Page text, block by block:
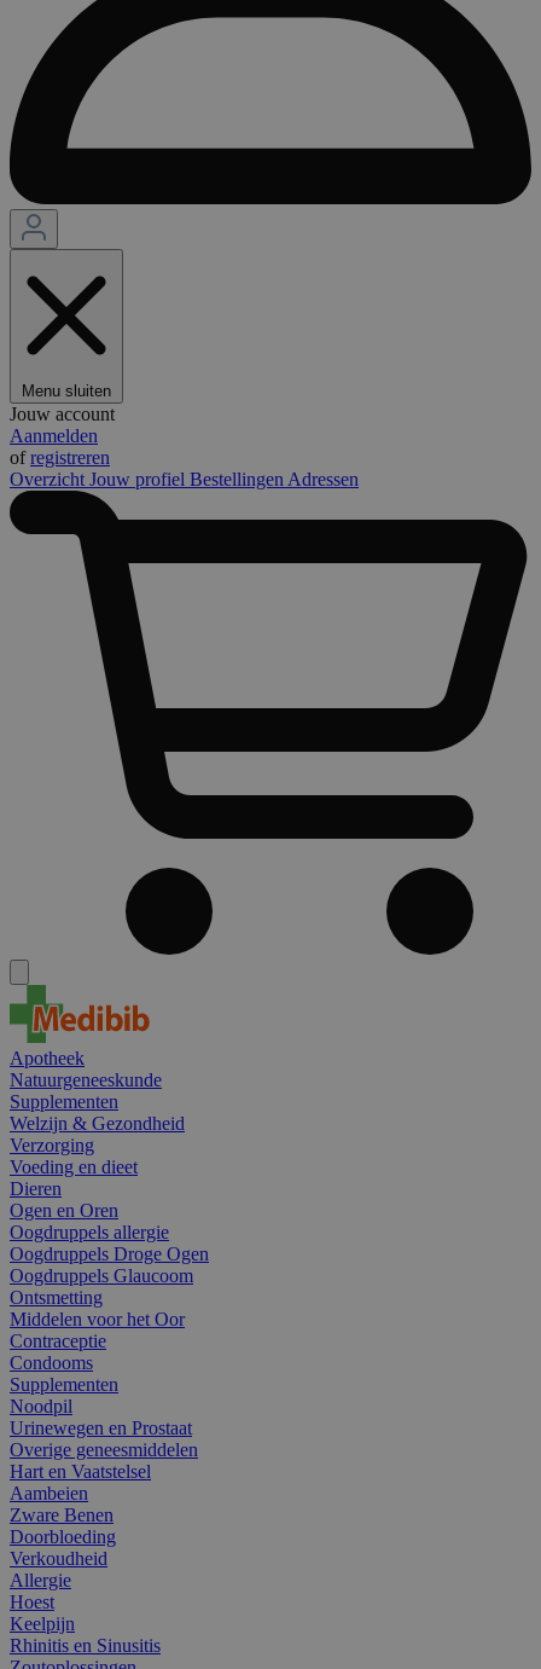
Menu sluiten
Jouw account
Aanmelden
ofregistreren
Overzicht Jouw profiel Bestellingen Adressen
Apotheek
Natuurgeneeskunde
Supplementen
Welzijn & Gezondheid
Verzorging
Voeding en dieet
Dieren
Ogen en Oren
Oogdruppels allergie
Oogdruppels Droge Ogen
Oogdruppels Glaucoom
Ontsmetting
Middelen voor het Oor
Contraceptie
Condooms
Supplementen
Noodpil
Urinewegen en Prostaat
Overige geneesmiddelen
Hart en Vaatstelsel
Aambeien
Zware Benen
Doorbloeding
Verkoudheid
Allergie
Hoest
Keelpijn
Rhinitis en Sinusitis